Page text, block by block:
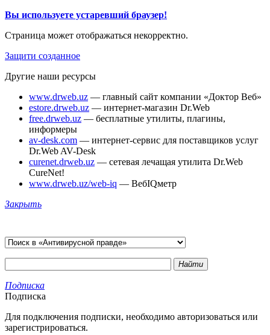
Вы используете устаревший браузер!
Страница может отображаться некорректно.
Защити созданное
Другие наши ресурсы
www.drweb.uz — главный сайт компании «Доктор Веб»
estore.drweb.uz — интернет-магазин Dr.Web
free.drweb.uz — бесплатные утилиты, плагины,
информеры
av-desk.com — интернет-сервис для поставщиков услуг
Dr.Web AV-Desk
curenet.drweb.uz — сетевая лечащая утилита Dr.Web
CureNet!
www.drweb.uz/web-iq — ВебIQметр
Закрыть
Найти
Подписка
Подписка
Для подключения подписки, необходимо авторизоваться или
зарегистрироваться.